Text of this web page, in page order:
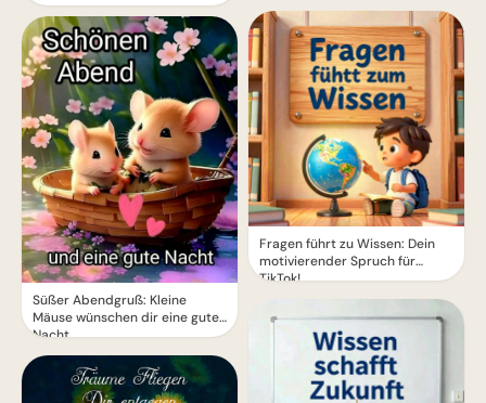
Süßer Abendgruß: Kleine
Mäuse wünschen dir eine gute
Nacht
Fragen führt zu Wissen: Dein
motivierender Spruch für
TikTok!